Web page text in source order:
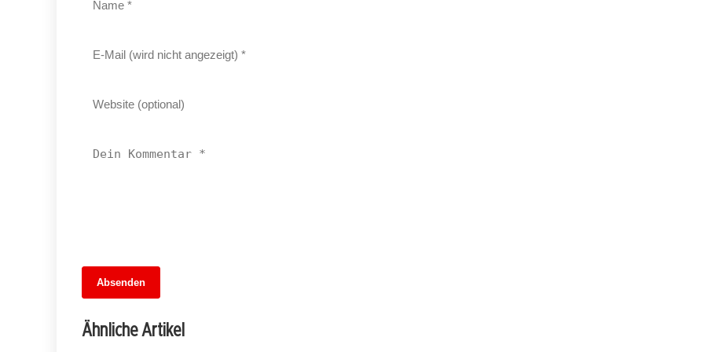
Absenden
Ähnliche Artikel
MuseumsMeileMitte: Berlins neues
kulturelles Herz schlägt am